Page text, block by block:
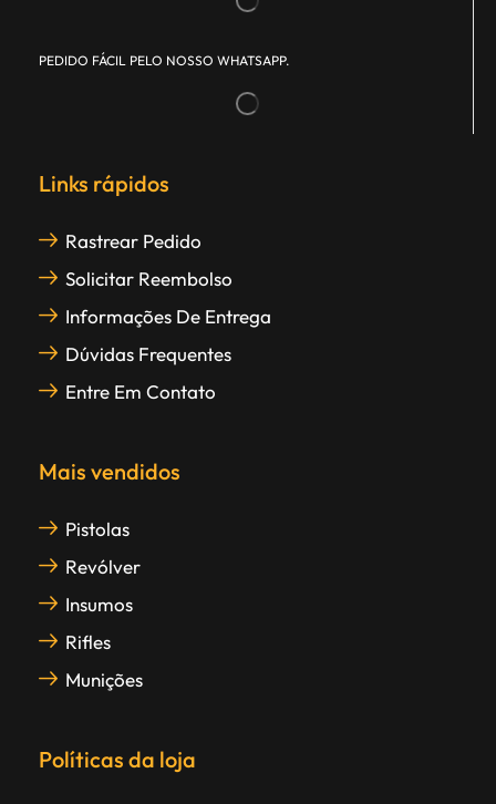
PEDIDO FÁCIL PELO NOSSO WHATSAPP.
Links rápidos
Rastrear Pedido
Solicitar Reembolso
Informações De Entrega
Dúvidas Frequentes
Entre Em Contato
Mais vendidos
Pistolas
Revólver
Insumos
Rifles
Munições
Políticas da loja